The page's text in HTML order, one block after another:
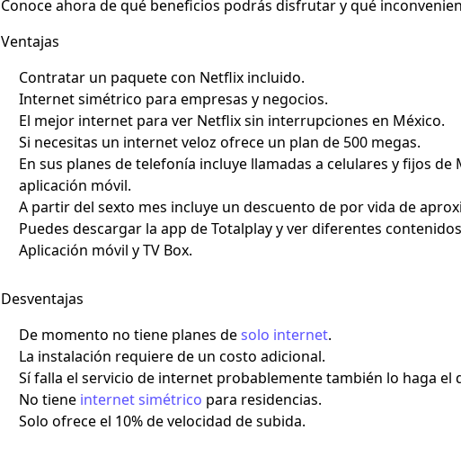
Conoce ahora de qué beneficios podrás disfrutar y qué
Ventajas
Contratar un paquete con Netflix incluido.
Internet simétrico para empresas y negocios.
El mejor internet para ver Netflix sin interrupciones en México.
Si necesitas un internet veloz ofrece un plan de 500 megas.
En sus planes de telefonía incluye llamadas a celulares y fijos de
aplicación móvil.
A partir del sexto mes incluye un descuento de por vida de
Puedes descargar la app de Totalplay y ver diferentes
Aplicación móvil y TV Box.
Desventajas
De momento no tiene planes desolo internet.
La instalación requiere de un costo adicional.
Sí falla el servicio de internet probablemente también lo haga el
No tiene internet simétrico para residencias.
Solo ofrece el 10% de velocidad de subida.